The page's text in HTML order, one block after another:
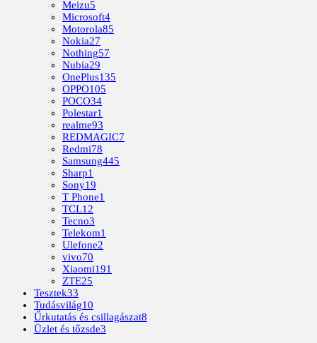
Meizu5
Microsoft4
Motorola85
Nokia27
Nothing57
Nubia29
OnePlus135
OPPO105
POCO34
Polestar1
realme93
REDMAGIC7
Redmi78
Samsung445
Sharp1
Sony19
T Phone1
TCL12
Tecno3
Telekom1
Ulefone2
vivo70
Xiaomi191
ZTE25
Tesztek33
Tudásvilág10
Űrkutatás és csillagászat8
Üzlet és tőzsde3